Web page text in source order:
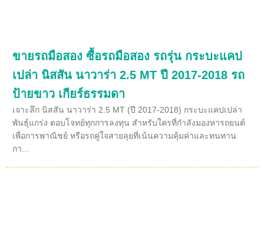
ขายรถมือสอง ซื้อรถมือสอง รถรุ่น กระบะแคป
เปล่า นิสสัน นาวาร่า 2.5 MT ปี 2017-2018 รถ
ป้ายขาว เกียร์ธรรมดา
เจาะลึก นิสสัน นาวาร่า 2.5 MT (ปี 2017-2018) กระบะแคปเปล่า
พันธุ์แกร่ง ตอบโจทย์ทุกการลงทุน สำหรับใครที่กำลังมองหารถยนต์
เพื่อการพาณิชย์ หรือรถคู่ใจสายลุยที่เน้นความคุ้มค่าและทนทาน
กา...